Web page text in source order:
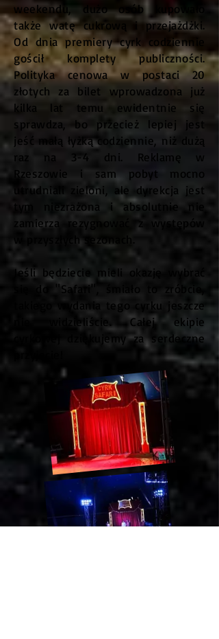
weekendu, dużo osób kupowało
także watę cukrową i przejażdżki.
Od dnia premiery cyrk codziennie
gościł komplety publiczności.
Polityka cenowa w postaci 20
złotych za bilet wprowadzona już
kilka lat temu ewidentnie się
sprawdza, bo przecież lepiej jest
jeść małą łyżką codziennie, niż dużą
raz na 3-4 dni. Reklamę w
Rzeszowie i sam pobyt mocno
utrudniali zieloni, ale dyrekcja jest
tym niezrażona i absolutnie nie
zamierza rezygnować z występów
w przyszłych sezonach.
Jeśli będziecie mieli okazję wybrać
się do "Safari", śmiało to zróbcie,
takiego wydania tego cyrku jeszcze
nie widzieliście. Całej ekipie
cyrkowej dziękujemy za serdeczne